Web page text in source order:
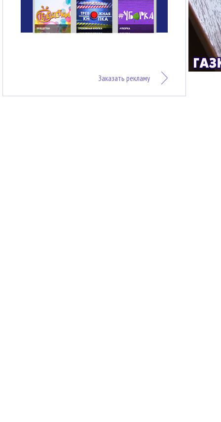
Заказать рекламу